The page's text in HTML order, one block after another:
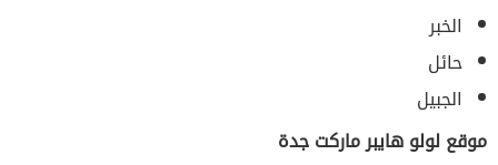
الخبر
حائل
الجبيل
موقع لولو هايبر ماركت جدة